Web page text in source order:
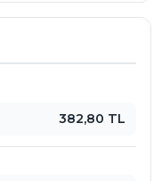
382,80 TL